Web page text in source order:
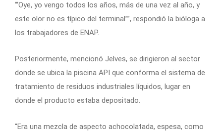
“‘Oye, yo vengo todos los años, más de una vez al año, y
este olor no es típico del terminal””, respondió la bióloga a
los trabajadores de ENAP.
Posteriormente, mencionó Jelves, se dirigieron al sector
donde se ubica la piscina API que conforma el sistema de
tratamiento de residuos industriales líquidos, lugar en
donde el producto estaba depositado.
“Era una mezcla de aspecto achocolatada, espesa, como